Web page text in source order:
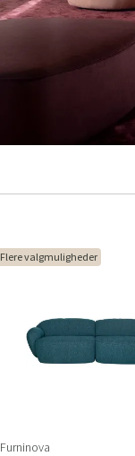
Flere valgmuligheder
Furninova